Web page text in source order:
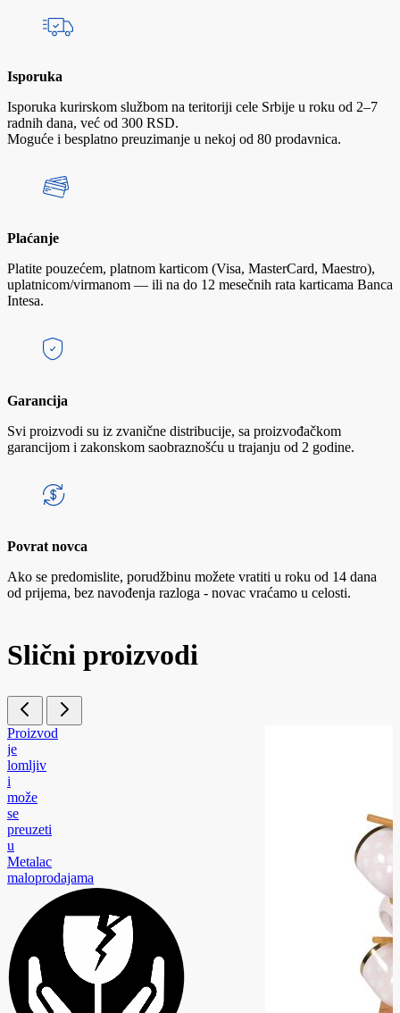
Isporuka
Isporuka kurirskom službom na teritoriji cele Srbije u roku od 2–7
radnih dana, već od 300 RSD.
Moguće i besplatno preuzimanje u nekoj od 80 prodavnica.
Plaćanje
Platite pouzećem, platnom karticom (Visa, MasterCard, Maestro),
uplatnicom/virmanom — ili na do 12 mesečnih rata karticama Banca
Intesa.
Garancija
Svi proizvodi su iz zvanične distribucije, sa proizvođačkom
garancijom i zakonskom saobraznošću u trajanju od 2 godine.
Povrat novca
Ako se predomislite, porudžbinu možete vratiti u roku od 14 dana
od prijema, bez navođenja razloga - novac vraćamo u celosti.
Slični proizvodi
Proizvod
je
lomljiv
i
može
se
preuzeti
u
Metalac
maloprodajama